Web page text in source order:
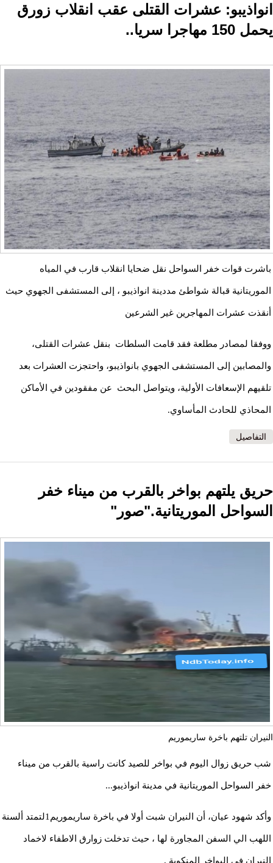
انواذيبو: عشرات القتلى عقب انقلاب زورق
يحمل 150 مهاجرا سريا..
باشرت قوات خفر السواحل نقل ضحايا انقلاب قارب في المياه
الموريتانية قبالة شواطئ مددينة انواذيبو ، إلى المستشفى الجهوي حيث
أنقذت عشرات المهاجرين غير الشرعين
ووفقا لمصادر مطلعة فقد قامت السلطات بنقل عشرات القتلى،
والمصابين إلى المستشفى الجهوي بانواذيبو، واحتجزت العشرات بعد
تلقيهم الإسعافات الأولية، ويتواصل البحث عن مفقودين في الأماكن
المحاذي للحادث المأساوي.
التفاصيل
حريق يلتهم بواخر بالقرب من ميناء خفر
السواحل الموريتانية."صور"
النيران تلتهم باخرة ساريموريم
شب حريق زوال اليوم في بواخر للصيد كانت راسية بالقرب من ميناء
خفر السواحل الموريتانية في مدينة انواذيبو...
وأكد شهود عيان، أن النيران شبت أولا في باخرة ساريموريم1لتمتد ألسنة
اللهب الي السفن المجاورة لها ، حيث تدخلت زوارق الاطفاء لاخماد
النيران في البواخر المنكوبة .